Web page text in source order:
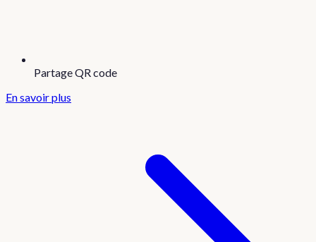
Partage QR code
En savoir plus